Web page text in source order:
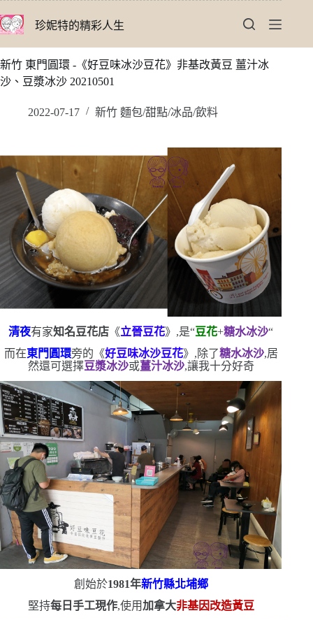
至
要
內
珍妮特的精彩人生
新竹 東門圓環 -《好豆味冰沙豆花》非基改黃豆 薑汁冰
沙、豆漿冰沙 20210501
2022-07-17 新竹 麵包/甜點/冰品/飲料
清夜有家知名豆花店 《立晉豆花》,是“豆花+糖水冰沙“
而在東門圓環旁的《好豆味冰沙豆花》,除了糖水冰沙,居
然還可選擇豆漿冰沙或薑汁冰沙,讓我十分好奇
創始於1981年新竹縣北埔鄉
堅持每日手工現作,使用加拿大非基因改造黃豆